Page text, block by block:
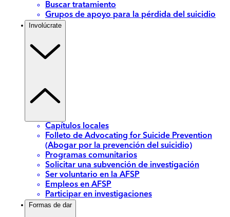
Buscar tratamiento
Grupos de apoyo para la pérdida del suicidio
Involúcrate
Capítulos locales
Folleto de Advocating for Suicide Prevention
(Abogar por la prevención del suicidio)
Programas comunitarios
Solicitar una subvención de investigación
Ser voluntario en la AFSP
Empleos en AFSP
Participar en investigaciones
Formas de dar